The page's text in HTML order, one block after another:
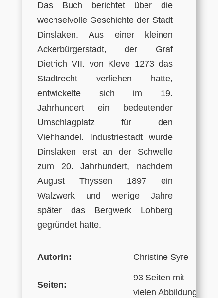
Das Buch berichtet über die
wechselvolle Geschichte der Stadt
Dinslaken. Aus einer kleinen
Ackerbürgerstadt, der Graf
Dietrich VII. von Kleve 1273 das
Stadtrecht verliehen hatte,
entwickelte sich im 19.
Jahrhundert ein bedeutender
Umschlagplatz für den
Viehhandel. Industriestadt wurde
Dinslaken erst an der Schwelle
zum 20. Jahrhundert, nachdem
August Thyssen 1897 ein
Walzwerk und wenige Jahre
später das Bergwerk Lohberg
gegründet hatte.
Autorin: Christine Syre
Seiten:
93 Seiten mit
vielen Abbildungen